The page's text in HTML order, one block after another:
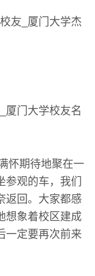
怀期待地聚在一
观的车，我们
返回。大家都感
想象着校区建成
一定要再次前来